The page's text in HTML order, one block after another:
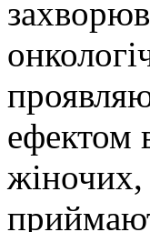
ефектом
жіночих,